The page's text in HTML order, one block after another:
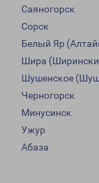
Саяногорск
Сорск
Белый Яр
Шира
Шушенское
Черногорск
Минусинск
Ужур
Абаза